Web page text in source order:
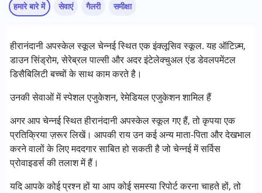
हमारे बारे में
हीरानंदानी अपस्केल स्कूल चेन्नई स्थित एक इंक्लूसिव स्कूल. यह ऑटिज़्म,
डाउन सिंड्रोम, सेरेब्रल पाल्सी और अदर इंटेलेक्चुअल एंड डेवलपमेंटल
डिसैबिलिटी बच्चों के साथ काम करते है।
उनकी सेवाओं में स्पेशल एजुकेशन, रेमेडियल एजुकेशन शामिल हैं
अगर आप चेन्नई स्थित हीरानंदानी अपस्केल स्कूल गए हैं, तो कृपया एक
प्रतिक्रिया ज़रूर लिखें। आपकी राय उन कई अन्य माता-पिता और देखभाल
करने वालों के लिए मददगार साबित हो सकती है जो चेन्नई में सर्विस
प्रोवाइडर्स की तलाश में हैं।
यदि आपके कोई प्रश्न हों या आप कोई समस्या रिपोर्ट करना चाहते हों, तो
सेवाएं
रेमेडियल एजुकेशन
स्पेशल एजुकेशन
निम्नलिखित विकलांगता संबंधित सेवाएं उपलब्ध :
अटेंशन डेफिसिट (हाइपरएक्टिविटी) डिसऑर्डर (एडीडी/एडीएचडी)
ऑटिज्म स्पेक्ट्रम डिसऑर्डर (ए एस डी )
सेरब्रल पाल्सी (सी पी )
डाउन सिंड्रोम (डी एस )
लर्निंग डिसेबिलिटीज़ (एलडी)
गैलरी समीक्षा